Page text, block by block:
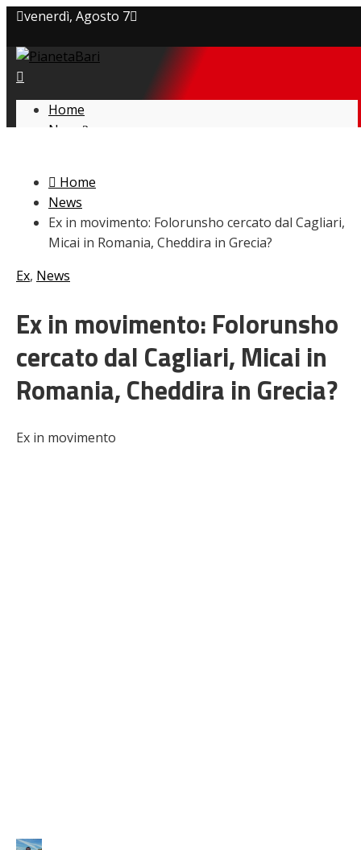
venerdì, Agosto 7
Privacy policy
Cookie Policy
Home
News
L’avversario
Giovanili
Le pagelle
Interviste
Focus
Serie B
Video
Home
News
Ex in movimento: Folorunsho cercato dal Cagliari,
Micai in Romania, Cheddira in Grecia?
Ex, News
Ex in movimento: Folorunsho
cercato dal Cagliari, Micai in
Romania, Cheddira in Grecia?
Ex in movimento